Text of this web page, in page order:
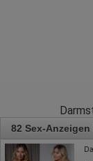
82 Sex-